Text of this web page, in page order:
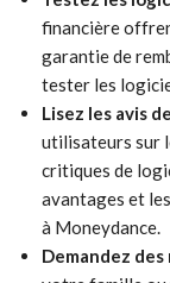
financière
garantie de
tester les
Lisez les avis
utilisateurs sur
critiques de
avantages et
à Moneydance.
Demandez